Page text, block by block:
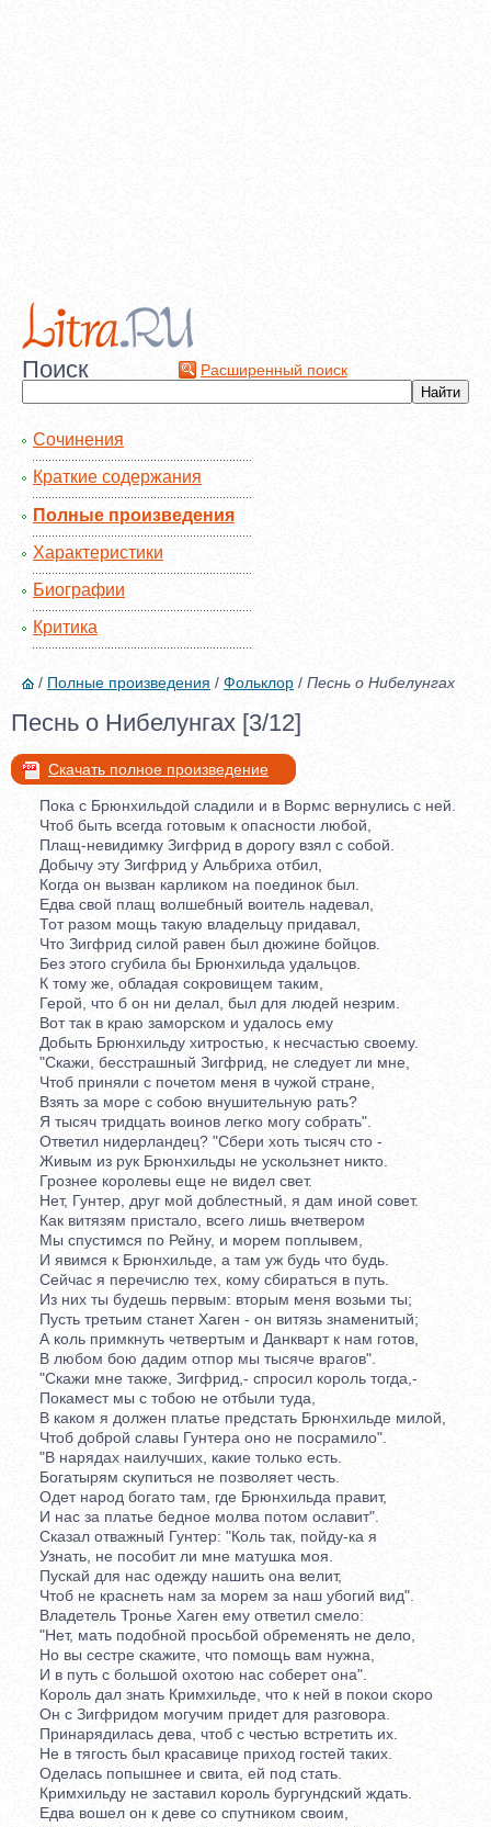
Поиск Расширенный поиск
Сочинения
Краткие содержания
Полные произведения
Характеристики
Биографии
Критика
/ Полные произведения / Фольклор / Песнь о Нибелунгах
Песнь о Нибелунгах [3/12]
Скачать полное произведение
Пока с Брюнхильдой сладили и в Вормс вернулись с ней.
Чтоб быть всегда готовым к опасности любой,
Плащ-невидимку Зигфрид в дорогу взял с собой.
Добычу эту Зигфрид у Альбриха отбил,
Когда он вызван карликом на поединок был.
Едва свой плащ волшебный воитель надевал,
Тот разом мощь такую владельцу придавал,
Что Зигфрид силой равен был дюжине бойцов.
Без этого сгубила бы Брюнхильда удальцов.
К тому же, обладая сокровищем таким,
Герой, что б он ни делал, был для людей незрим.
Вот так в краю заморском и удалось ему
Добыть Брюнхильду хитростью, к несчастью своему.
"Скажи, бесстрашный Зигфрид, не следует ли мне,
Чтоб приняли с почетом меня в чужой стране,
Взять за море с собою внушительную рать?
Я тысяч тридцать воинов легко могу собрать".
Ответил нидерландец? "Сбери хоть тысяч сто -
Живым из рук Брюнхильды не ускользнет никто.
Грознее королевы еще не видел свет.
Нет, Гунтер, друг мой доблестный, я дам иной совет.
Как витязям пристало, всего лишь вчетвером
Мы спустимся по Рейну, и морем поплывем,
И явимся к Брюнхильде, а там уж будь что будь.
Сейчас я перечислю тех, кому сбираться в путь.
Из них ты будешь первым: вторым меня возьми ты;
Пусть третьим станет Хаген - он витязь знаменитый;
А коль примкнуть четвертым и Данкварт к нам готов,
В любом бою дадим отпор мы тысяче врагов".
"Скажи мне также, Зигфрид,- спросил король тогда,-
Покамест мы с тобою не отбыли туда,
В каком я должен платье предстать Брюнхильде милой,
Чтоб доброй славы Гунтера оно не посрамило".
"В нарядах наилучших, какие только есть.
Богатырям скупиться не позволяет честь.
Одет народ богато там, где Брюнхильда правит,
И нас за платье бедное молва потом ославит".
Сказал отважный Гунтер: "Коль так, пойду-ка я
Узнать, не пособит ли мне матушка моя.
Пускай для нас одежду нашить она велит,
Чтоб не краснеть нам за морем за наш убогий вид".
Владетель Тронье Хаген ему ответил смело:
"Нет, мать подобной просьбой обременять не дело,
Но вы сестре скажите, что помощь вам нужна,
И в путь с большой охотою нас соберет она".
Король дал знать Кримхильде, что к ней в покои скоро
Он с Зигфридом могучим придет для разговора.
Принарядилась дева, чтоб с честью встретить их.
Не в тягость был красавице приход гостей таких.
Оделась попышнее и свита, ей под стать.
Кримхильду не заставил король бургундский ждать.
Едва вошел он к деве со спутником своим,